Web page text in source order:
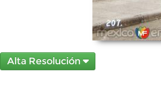
Alta Resolución